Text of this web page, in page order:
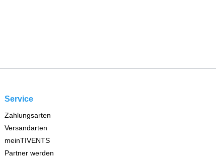
Service
Zahlungsarten
Versandarten
meinTIVENTS
Partner werden